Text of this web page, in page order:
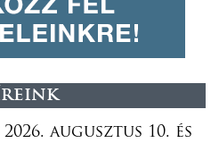
augusztus 10. és